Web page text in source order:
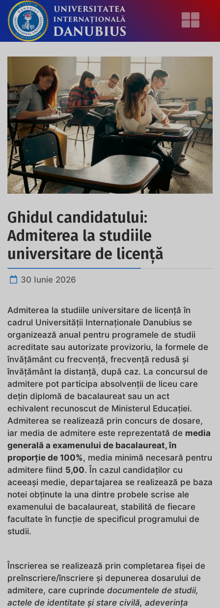
Ghidul candidatului:
Admiterea la studiile
universitare de licență
30 Iunie 2026
Admiterea la studiile universitare de licență în
cadrul Universității Internaționale Danubius se
organizează anual pentru programele de studii
acreditate sau autorizate provizoriu, la formele de
învățământ cu frecvență, frecvență redusă și
învățământ la distanță, după caz. La concursul de
admitere pot participa absolvenții de liceu care
dețin diplomă de bacalaureat sau un act
echivalent recunoscut de Ministerul Educației.
Admiterea se realizează prin concurs de dosare,
iar media de admitere este reprezentată de media
generală a examenului de bacalaureat, în
proporție de 100%, media minimă necesară pentru
admitere fiind 5,00. În cazul candidaților cu
aceeași medie, departajarea se realizează pe baza
notei obținute la una dintre probele scrise ale
examenului de bacalaureat, stabilită de fiecare
facultate în funcție de specificul programului de
studii.
Înscrierea se realizează prin completarea fișei de
preînscriere/înscriere și depunerea dosarului de
admitere, care cuprinde documentele de studii,
actele de identitate și stare civilă, adeverința